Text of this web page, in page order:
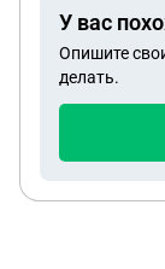
тоже
делать в
У вас
Опишите
делать.